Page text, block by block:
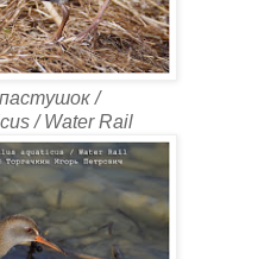
/
/ Water Rail